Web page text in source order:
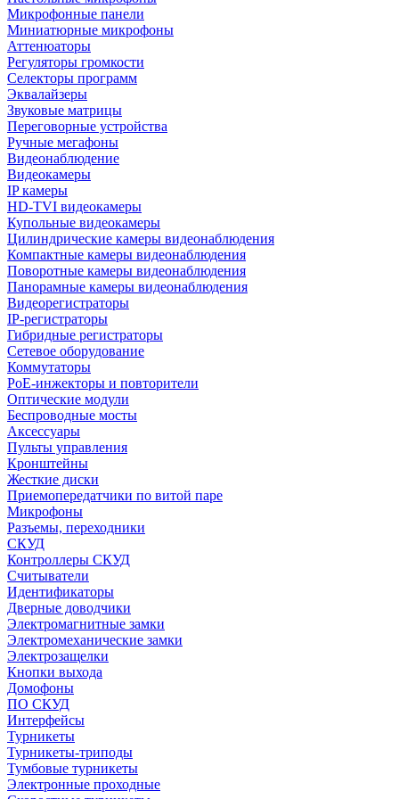
Микрофонные панели
Миниатюрные микрофоны
Аттенюаторы
Регуляторы громкости
Селекторы программ
Эквалайзеры
Звуковые матрицы
Переговорные устройства
Ручные мегафоны
Видеонаблюдение
Видеокамеры
IP камеры
HD-TVI видеокамеры
Купольные видеокамеры
Цилиндрические камеры видеонаблюдения
Компактные камеры видеонаблюдения
Поворотные камеры видеонаблюдения
Панорамные камеры видеонаблюдения
Видеорегистраторы
IP-регистраторы
Гибридные регистраторы
Сетевое оборудование
Коммутаторы
PoE-инжекторы и повторители
Оптические модули
Беспроводные мосты
Аксессуары
Пульты управления
Кронштейны
Жесткие диски
Приемопередатчики по витой паре
Микрофоны
Разъемы, переходники
СКУД
Контроллеры СКУД
Считыватели
Идентификаторы
Дверные доводчики
Электромагнитные замки
Электромеханические замки
Электрозащелки
Кнопки выхода
Домофоны
ПО СКУД
Интерфейсы
Турникеты
Турникеты-триподы
Тумбовые турникеты
Электронные проходные